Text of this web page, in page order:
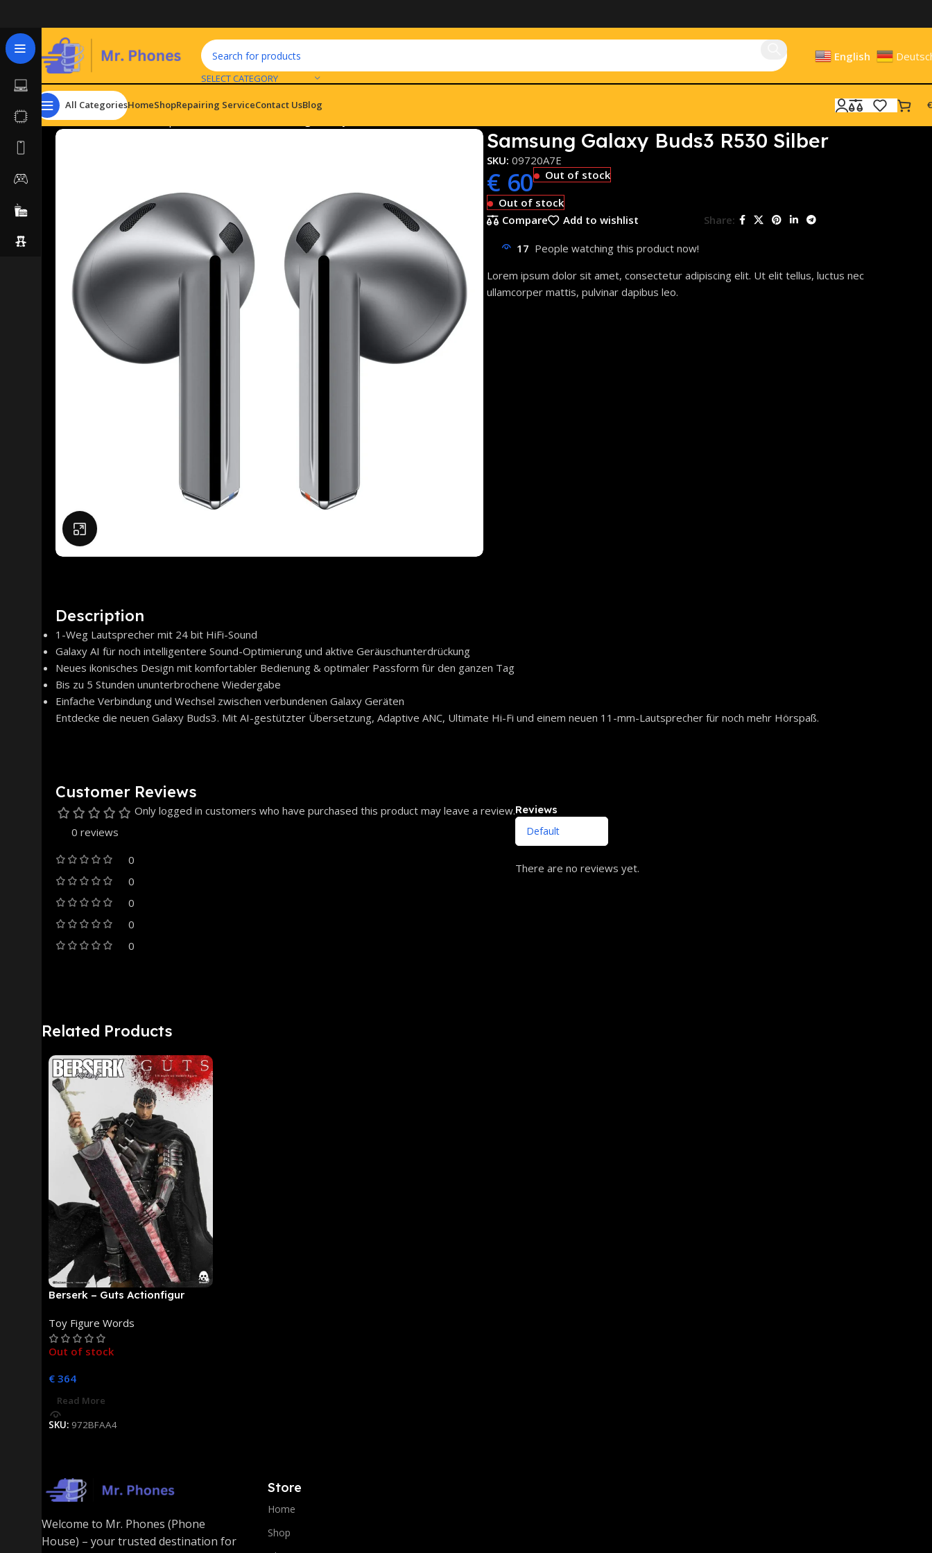
SELECT CATEGORY
English
All CategoriesHomeShopRepairing ServiceContact UsBlog €
Home Hardware & Components
Samsung Galaxy Buds3 R530 Silber
SKU: 09720A7E
€60
Out of stock
Out of stock
Compare
Add to wishlist Share:
17 People watching this product now!
Lorem ipsum dolor sit amet, consectetur adipiscing elit. Ut elit tellus, luctus nec
ullamcorper mattis, pulvinar dapibus leo.
Description
1-Weg Lautsprecher mit 24 bit HiFi-Sound
Galaxy AI für noch intelligentere Sound-Optimierung und aktive Geräuschunterdrückung
Neues ikonisches Design mit komfortabler Bedienung & optimaler Passform für den ganzen Tag
Bis zu 5 Stunden ununterbrochene Wiedergabe
Einfache Verbindung und Wechsel zwischen verbundenen Galaxy Geräten
Entdecke die neuen Galaxy Buds3. Mit AI-gestützter Übersetzung, Adaptive ANC, Ultimate Hi-Fi und einem neuen 11-mm-Lautsprecher für noch mehr Hörspaß.
Customer Reviews
0 reviews
0
0
0
0
0
Reviews
There are no reviews yet.
Only logged in customers who have purchased this product may leave a review.
Related Products
Berserk – Guts Actionfigur
Toy Figure Words
Out of stock
€ 364
Read More
SKU: 972BFAA4
Welcome to Mr. Phones (Phone
House) – your trusted destination for
Store
Home
Shop